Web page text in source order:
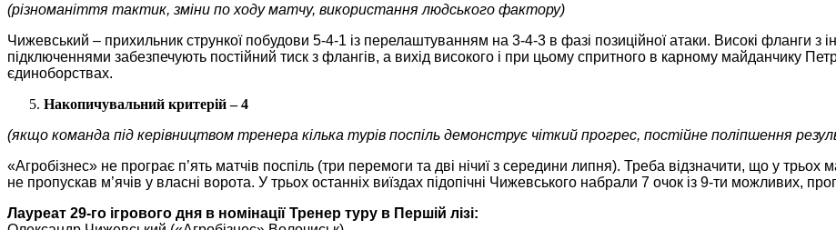
(різноманіття тактик, зміни по ходу матчу, використання людського фактору)
Чижевський – прихильник стрункої побудови 5-4-1 із перелаштуванням на 3-4-3 в фазі позиційної атаки. Високі фланги
підключеннями забезпечують постійний тиск з флангів, а вихід високого і при цьому спритного в карному майданчику
єдиноборствах.
Накопичувальний критерій – 4
(якщо команда під керівництвом тренера кілька турів поспіль демонструє чіткий прогрес, постійне поліпшення
«Агробізнес» не програє п’ять матчів поспіль (три перемоги та дві нічиї з середини липня). Треба відзначити, що у трьох
не пропускав м’ячів у власні ворота. У трьох останніх виїздах підопічні Чижевського набрали 7 очок із 9-ти можливих,
Лауреат 29-го ігрового дня в номінації Тренер туру в Першій лізі: